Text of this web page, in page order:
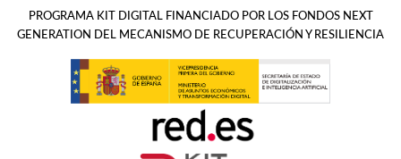
PROGRAMA KIT DIGITAL FINANCIADO POR LOS FONDOS NEXT
GENERATION DEL MECANISMO DE RECUPERACIÓN Y RESILIENCIA